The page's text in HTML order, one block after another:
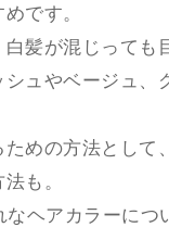
です。
髪が混じって
ュやベージュ
めの方法とし
も。
ヘアカラーにつ